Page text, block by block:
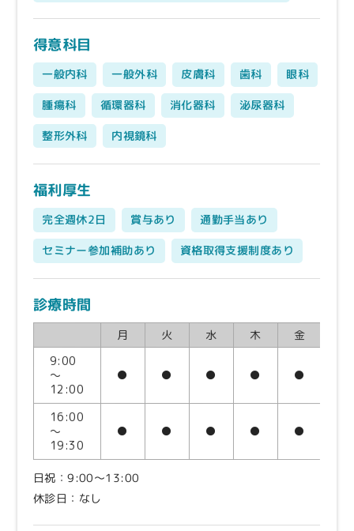
得意科目
一般内科 一般外科 皮膚科 歯科 眼科
腫瘍科 循環器科 消化器科 泌尿器科
整形外科 内視鏡科
福利厚生
完全週休2日 賞与あり 通勤手当あり
セミナー参加補助あり 資格取得支援制度あり
診療時間
月 火 水 木 金
9:00
～
12:00
● ● ● ● ●
16:00
～
19:30
● ● ● ● ●
日祝：9:00～13:00
休診日：なし